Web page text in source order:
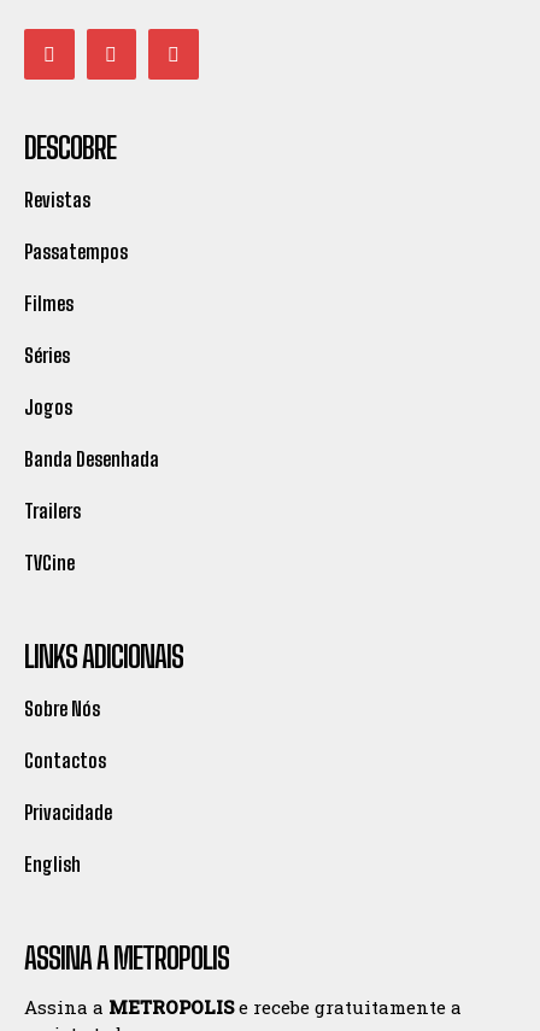
DESCOBRE
Revistas
Passatempos
Filmes
Séries
Jogos
Banda Desenhada
Trailers
TVCine
LINKS ADICIONAIS
Sobre Nós
Contactos
Privacidade
English
ASSINA A METROPOLIS
Assina a METROPOLISe recebe gratuitamente a